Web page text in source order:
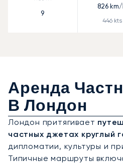
9
826
446kts
Аренда
В Лондон
Лондон притягивает
частных джетах круглый
дипломатии, культуры и
Типичные маршруты